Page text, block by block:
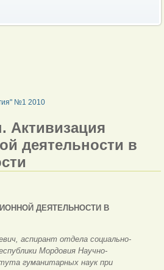
№1 2010
деятельности в
ДЕЯТЕЛЬНОСТИ В
аспирант отдела социально-
Мордовия Научно-
гуманитарных наук при